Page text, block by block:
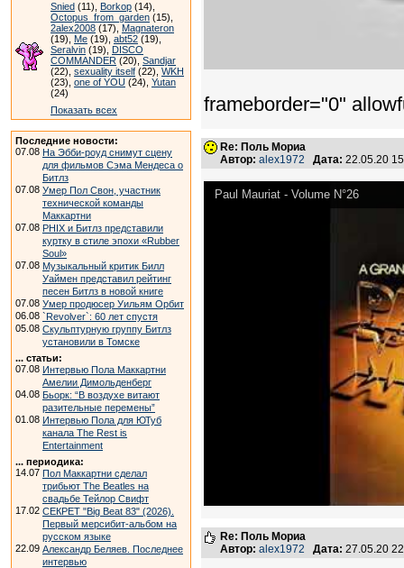
Snied (11), Borkop (14),
Octopus_from_garden (15),
2alex2008 (17), Magnateron
(19), Me (19), abt52 (19),
Seralvin (19), DISCO
COMMANDER (20), Sandjar
(22), sexuality itself (22), WKH
(23), one of YOU (24), Yutan
(24)
Показать всех
Последние новости:
07.08 На Эбби-роуд снимут сцену
для фильмов Сэма Мендеса о
Битлз
07.08 Умер Пол Свон, участник
технической команды
Маккартни
07.08 PHIX и Битлз представили
куртку в стиле эпохи «Rubber
Soul»
07.08 Музыкальный критик Билл
Уаймен представил рейтинг
песен Битлз в новой книге
07.08 Умер продюсер Уильям Орбит
06.08 `Revolver`: 60 лет спустя
05.08 Скульптурную группу Битлз
установили в Томске
... статьи:
07.08 Интервью Пола Маккартни
Амелии Димольденберг
04.08 Бьорк: “В воздухе витают
разительные перемены”
01.08 Интервью Пола для ЮТуб
канала The Rest is
Entertainment
... периодика:
14.07 Пол Маккартни сделал
трибьют The Beatles на
свадьбе Тейлор Свифт
17.02 СЕКРЕТ "Big Beat 83" (2026).
Первый мерсибит-альбом на
русском языке
22.09 Александр Беляев. Последнее
интервью
frameborder="0"
Re: Поль Мориа
Автор: alex1972 Дата: 22.05.20
Paul Mauriat - Volume N°26
Re: Поль Мориа
Автор: alex1972 Дата: 27.05.20